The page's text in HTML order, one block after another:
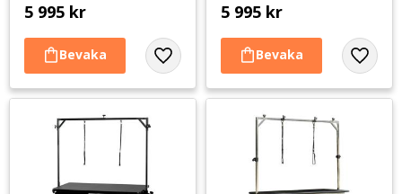
5 995 kr
Lägg till i favoriter
5 995 kr
Lägg